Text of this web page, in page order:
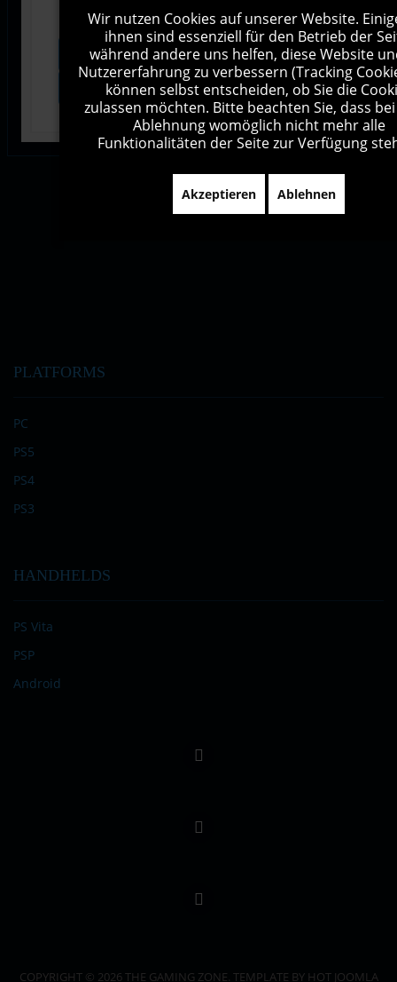
Vorschau
Senden
Zurücksetzen
Kontakt Sitemap
PLATFORMS
PC
PS5
PS4
PS3
HANDHELDS
PS Vita
PSP
Android
COPYRIGHT © 2026 THE GAMING ZONE. TEMPLATE BY HOT JOOMLA
Wir nutzen Cookies auf unserer Website.
ihnen sind essenziell für den Betrieb der
während andere uns helfen, diese Website
Nutzererfahrung zu verbessern (Tracking
können selbst entscheiden, ob Sie die
zulassen möchten. Bitte beachten Sie, dass
Ablehnung womöglich nicht mehr alle
Funktionalitäten der Seite zur Verfügung
Akzeptieren Ablehnen